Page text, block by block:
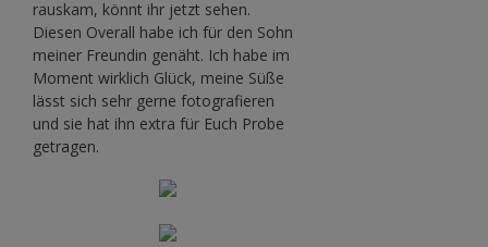
rauskam, könnt ihr jetzt sehen.
Diesen Overall habe ich für den Sohn
meiner Freundin genäht. Ich habe im
Moment wirklich Glück, meine Süße
lässt sich sehr gerne fotografieren
und sie hat ihn extra für Euch Probe
getragen.